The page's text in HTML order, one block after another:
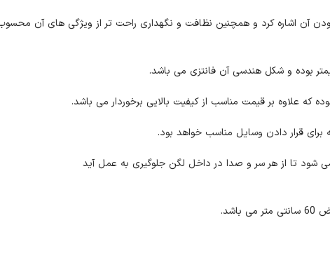
اشاره کرد و همچنین نظافت و نگهداری راحت تر از ویژگی های آن
که علاوه بر قیمت مناسب از کیفیت بالایی برخوردار می باشد.
قرار دادن وسایل مناسب خواهد بود.
تا از هر سر و صدا در داخل لگن جلوگیری به عمل آید